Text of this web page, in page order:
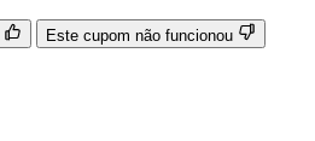
Este cupom não funcionou